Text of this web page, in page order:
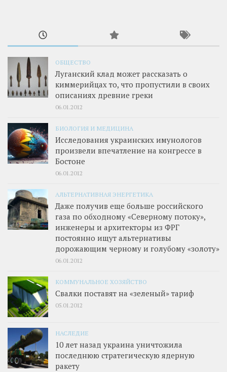
ОБЩЕСТВО
Луганский клад может рассказать о
киммерийцах то, что пропустили в своих
описаниях древние греки
06.01.2012
БИОЛОГИЯ И МЕДИЦИНА
Исследования украинских имунологов
произвели впечатление на конгрессе в
Бостоне
06.01.2012
АЛЬТЕРНАТИВНАЯ ЭНЕРГЕТИКА
Даже получив еще больше российского
газа по обходному «Северному потоку»,
инженеры и архитекторы из ФРГ
постоянно ищут альтернативы
дорожающим черному и голубому «золоту»
06.01.2012
КОММУНАЛЬНОЕ ХОЗЯЙСТВО
Свалки поставят на «зеленый» тариф
05.01.2012
НАСЛЕДИЕ
10 лет назад украина уничтожила
последнюю стратегическую ядерную
ракету